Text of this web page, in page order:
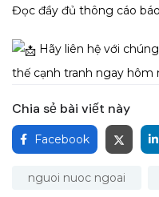
Đọc đầy đủ thông cáo
Hãy liên hệ với
thế cạnh tranh ngay hôm
Chia sẻ bài viết này
Facebook
nguoi nuoc ngoai